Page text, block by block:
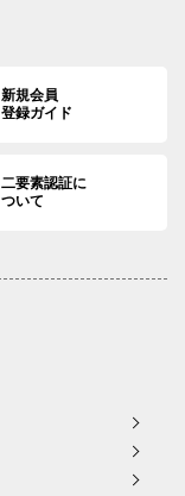
新規会員
登録ガイド
二要素認証に
ついて